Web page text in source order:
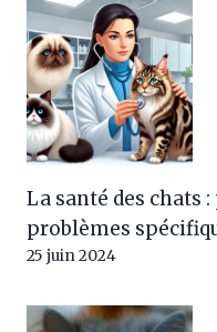
La santé des chats
problèmes
25 juin 2024